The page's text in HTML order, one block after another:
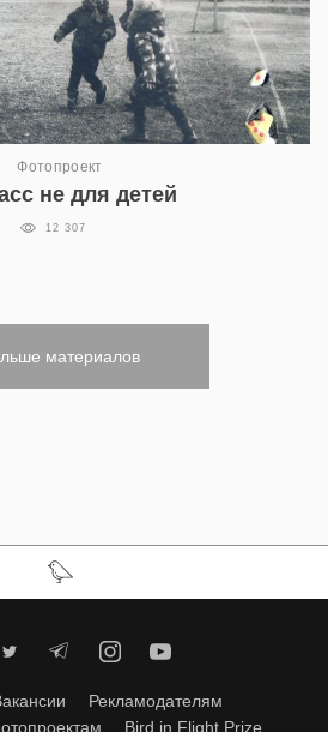
Фотопроект
не для детей
12 307
материалов
Рекламодателям
Bird in Flight Prize